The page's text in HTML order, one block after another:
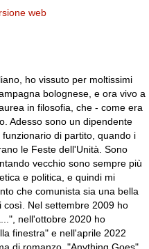
web
ho vissuto per moltissimi
bolognese, e ora vivo a
in filosofia, che - come era
Adesso sono un dipendente
di partito, quando i
le Feste dell'Unità. Sono
vecchio sono sempre più
e politica, e quindi mi
che comunista sia una bella
così. Nel settembre 2009 ho
nell'ottobre 2020 ho
finestra" e nell'aprile 2022